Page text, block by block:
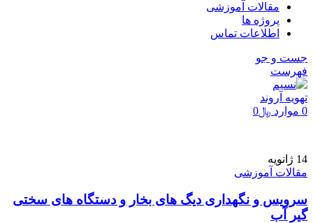
مقالات آموزشی
پروژه ها
اطلاعات تماس
جست و جو
فهرست
0 موارد ﷼0
14 ژانویه
مقالات آموزشی
سرویس و نگهداری دیگ های بخار و دستگاه های سختی
گیر آب